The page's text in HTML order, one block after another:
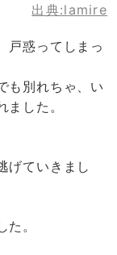
出典:lamire
戸惑ってしまっ
も別れちゃ、い
した。
げていきまし
。